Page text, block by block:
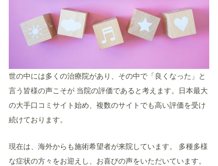
世の中には多くの治療院があり、その中で「良くなった」と
言う皆様の声こそが 当院の評価であると考えます。日本最大
の大手口コミサイト始め、複数のサイトでも高い評価を受け
続けております。
現在は、海外からも施術希望者が来院しています。 多種多様
な症状の方々をお迎えし、お喜びの声をいただいています。